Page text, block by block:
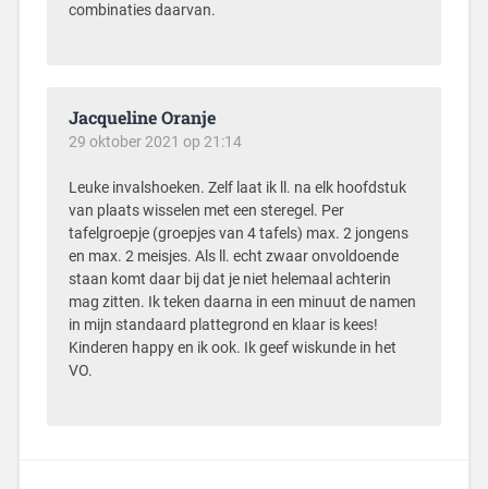
combinaties daarvan.
Jacqueline Oranje
29 oktober 2021 op 21:14
Leuke invalshoeken. Zelf laat ik ll. na elk hoofdstuk
van plaats wisselen met een steregel. Per
tafelgroepje (groepjes van 4 tafels) max. 2 jongens
en max. 2 meisjes. Als ll. echt zwaar onvoldoende
staan komt daar bij dat je niet helemaal achterin
mag zitten. Ik teken daarna in een minuut de namen
in mijn standaard plattegrond en klaar is kees!
Kinderen happy en ik ook. Ik geef wiskunde in het
VO.